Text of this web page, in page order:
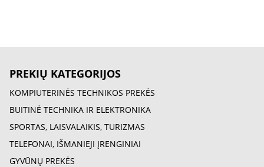
PREKIŲ KATEGORIJOS
KOMPIUTERINĖS TECHNIKOS PREKĖS
BUITINĖ TECHNIKA IR ELEKTRONIKA
SPORTAS, LAISVALAIKIS, TURIZMAS
TELEFONAI, IŠMANIEJI ĮRENGINIAI
GYVŪNŲ PREKĖS